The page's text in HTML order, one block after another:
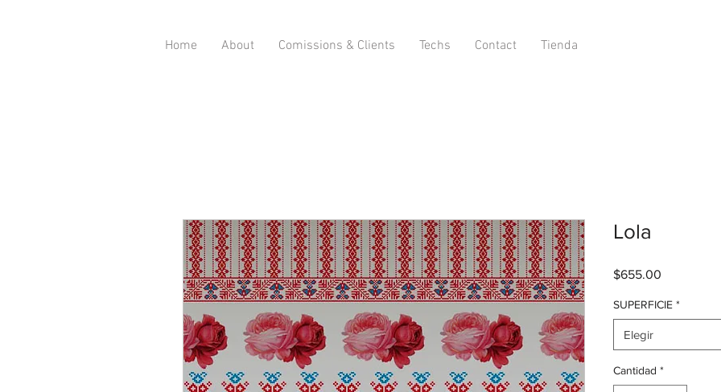
Home About Comissions & Clients Techs Contact Tienda
Lola
$655.00
SUPERFICIE *
Elegir
Cantidad *